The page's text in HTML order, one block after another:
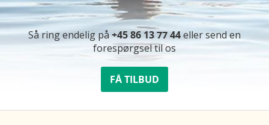
Så ring endelig på +45 86 13 77 44eller send en
forespørgsel til os
FÅ TILBUD